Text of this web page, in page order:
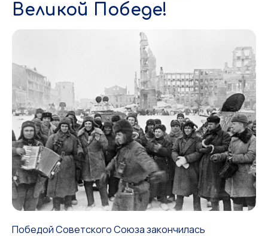
Великой Победе!
Победой Советского Союза закончилась